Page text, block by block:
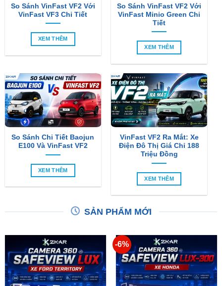
So Sánh VinFast VF2 Với
VinFast VF3 Chi Tiết
XEM THÊM
So Sánh VinFast VF2 Với
VinFast Minio Green Chi
Tiết
XEM THÊM
So Sánh Chi Tiết Baojun
E100 Và VinFast VF2
XEM THÊM
VinFast VF2 Ra Mắt: Xe
Điện Đô Thị Giá Chỉ 188
Triệu Đồng
XEM THÊM
SẢN PHẨM MỚI
-6%